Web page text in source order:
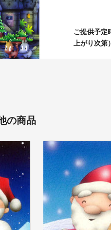
ご提供予定
上がり次第）
の商品